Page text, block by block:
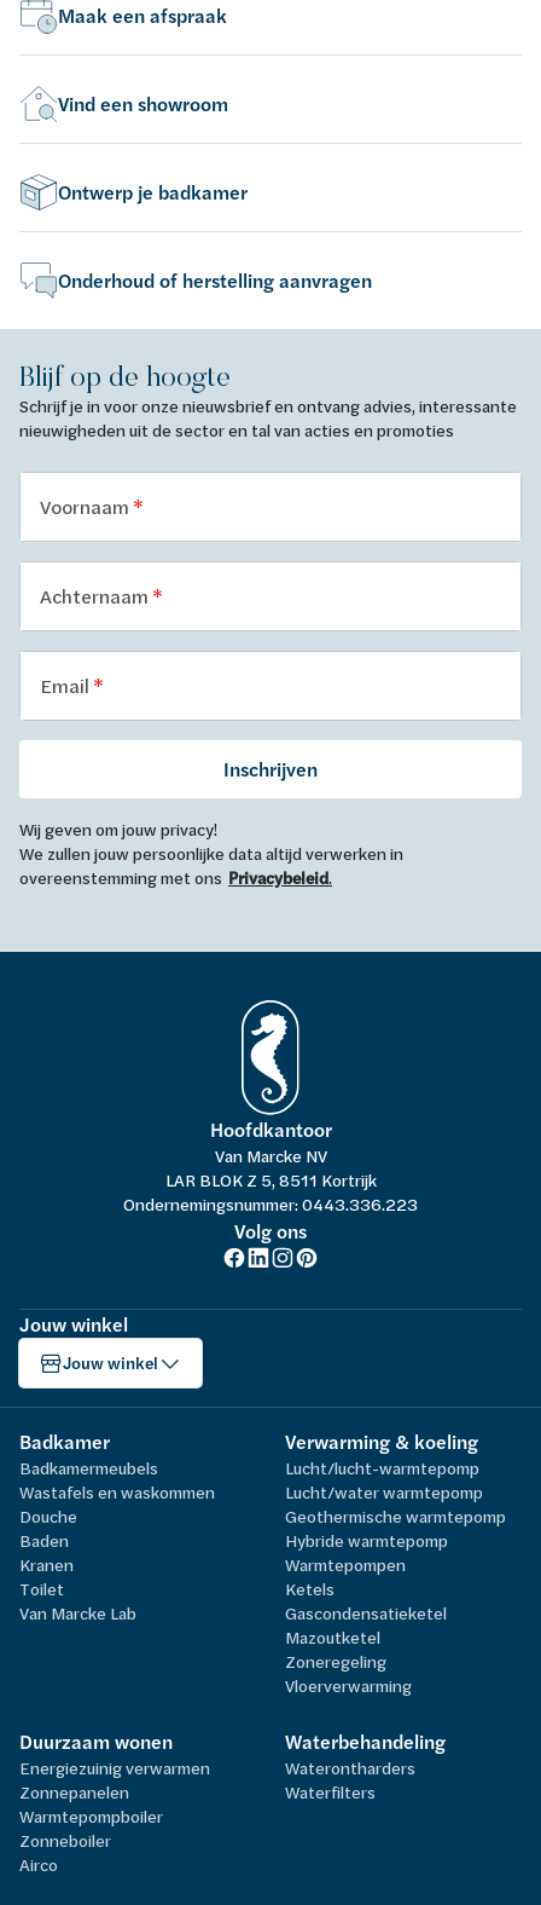
Maak een afspraak
Vind een showroom
Ontwerp je badkamer
Onderhoud of herstelling aanvragen
Blijf op de hoogte
Schrijf je in voor onze nieuwsbrief en ontvang advies, interessante
nieuwigheden uit de sector en tal van acties en promoties
Voornaam
Achternaam
Email
Inschrijven
Wij geven om jouw privacy!
We zullen jouw persoonlijke data altijd verwerken in
overeenstemming met ons Privacybeleid.
Hoofdkantoor
Van Marcke NV
LAR BLOK Z 5, 8511 Kortrijk
Ondernemingsnummer: 0443.336.223
Volg ons
Jouw winkel
Jouw winkel
Badkamer
Badkamermeubels
Wastafels en waskommen
Douche
Baden
Kranen
Toilet
Van Marcke Lab
Verwarming & koeling
Lucht/lucht-warmtepomp
Lucht/water warmtepomp
Geothermische warmtepomp
Hybride warmtepomp
Warmtepompen
Ketels
Gascondensatieketel
Mazoutketel
Zoneregeling
Vloerverwarming
Duurzaam wonen
Energiezuinig verwarmen
Zonnepanelen
Warmtepompboiler
Zonneboiler
Airco
Waterbehandeling
Waterontharders
Waterfilters